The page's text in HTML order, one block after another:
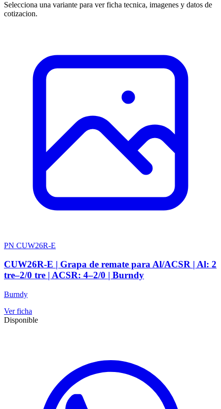
Selecciona una variante para ver ficha tecnica, imagenes y datos de
cotizacion.
PN CUW26R-E
CUW26R-E | Grapa de remate para Al/ACSR | Al: 2
tre–2/0 tre | ACSR: 4–2/0 | Burndy
Burndy
Ver ficha
Disponible